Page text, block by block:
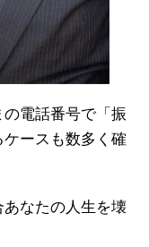
電話番号で「振
ースも数多く確
なたの人生を壊